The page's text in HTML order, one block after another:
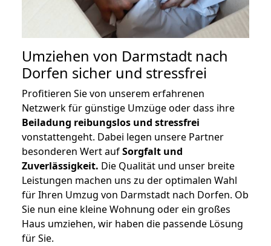
Umziehen von Darmstadt nach
Dorfen sicher und stressfrei
Profitieren Sie von unserem erfahrenen
Netzwerk für günstige Umzüge oder dass ihre
Beiladung reibungslos und stressfrei
vonstattengeht. Dabei legen unsere Partner
besonderen Wert aufSorgfalt und
Zuverlässigkeit. Die Qualität und unser breite
Leistungen machen uns zu der optimalen Wahl
für Ihren Umzug von Darmstadt nach Dorfen. Ob
Sie nun eine kleine Wohnung oder ein großes
Haus umziehen, wir haben die passende Lösung
für Sie.